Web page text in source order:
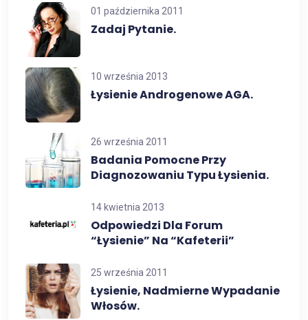
01 października 2011
Zadaj Pytanie.
10 września 2013
Łysienie Androgenowe AGA.
26 września 2011
Badania Pomocne Przy
Diagnozowaniu Typu Łysienia.
14 kwietnia 2013
Odpowiedzi Dla Forum
“łysienie” Na “Kafeterii”
25 września 2011
Łysienie, Nadmierne Wypadanie
Włosów.